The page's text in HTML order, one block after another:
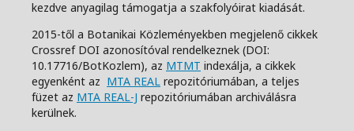
kezdve anyagilag támogatja a szakfolyóirat kiadását.
2015-től a Botanikai Közleményekben megjelenő cikkek
Crossref DOI azonosítóval rendelkeznek (DOI:
10.17716/BotKozlem), az MTMT indexálja, a cikkek
egyenként az MTA REAL repozitóriumában, a teljes
füzet az MTA REAL-J repozitóriumában archiválásra
kerülnek.